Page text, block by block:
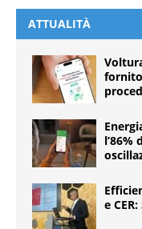
ATTUALITÀ
l’86%
e